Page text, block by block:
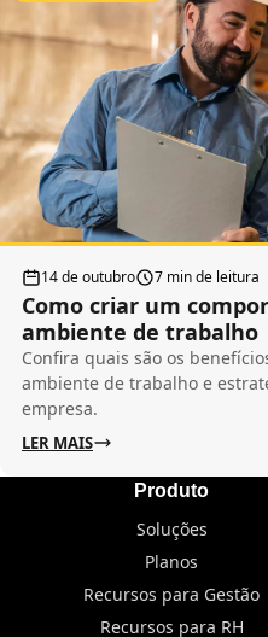
14 de outubro 7 min de leitura
Como criar um
ambiente de trabalho
Confira quais são os
ambiente de trabalho e
empresa.
LER MAIS
Produto
Soluções
Planos
Recursos para Gestão
Recursos para RH